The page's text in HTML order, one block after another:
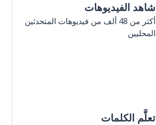
شاهد الفيديوهات
أكثر من 48 ألف من فيديوهات المتحدثين
المحليين
تعلَّم الكلمات